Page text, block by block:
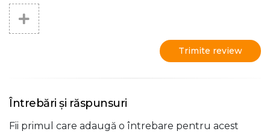
Trimite review
Întrebări și răspunsuri
Fii primul care adaugă o întrebare pentru acest